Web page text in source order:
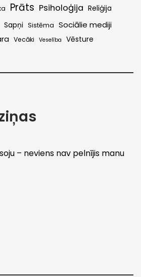
Prāts Psiholoģija Reliģija
Sapņi Sistēma Sociālie mediji
Vecāki Veselība Vēsture
– neviens nav pelnījis manu